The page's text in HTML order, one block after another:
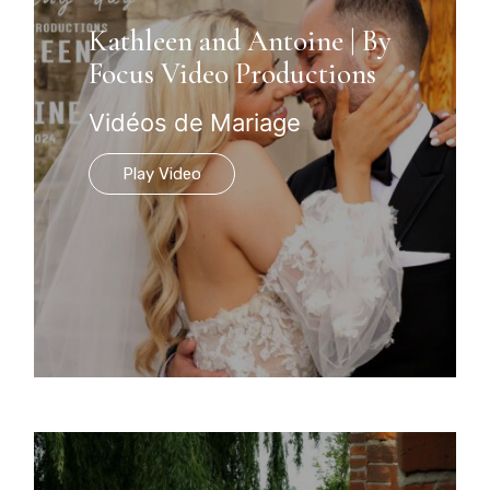
Kathleen and Antoine | By
Focus Video Productions
Vidéos de Mariage
Play Video